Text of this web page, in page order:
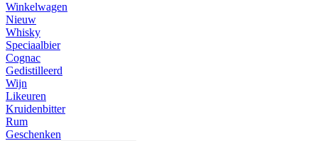
Winkelwagen
Nieuw
Whisky
Speciaalbier
Cognac
Gedistilleerd
Wijn
Likeuren
Kruidenbitter
Rum
Geschenken